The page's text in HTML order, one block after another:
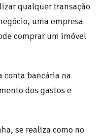
qualquer transação
uma empresa
comprar um imóvel
bancária na
dos gastos e
se realiza como no